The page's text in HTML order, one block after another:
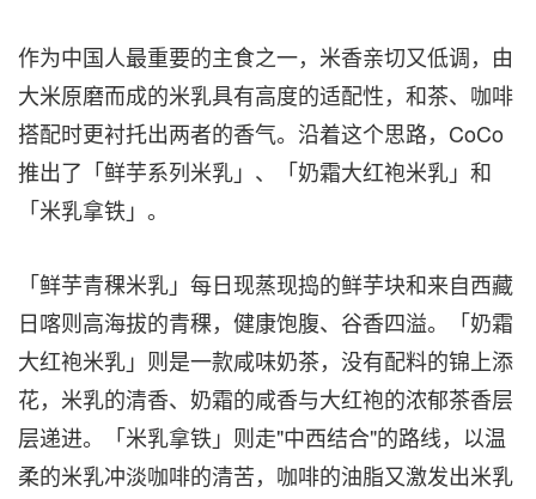
作为中国人最重要的主食之一，米香亲切又低调，由
大米原磨而成的米乳具有高度的适配性，和茶、咖啡
搭配时更衬托出两者的香气。沿着这个思路，CoCo
推出了「鲜芋系列米乳」、「奶霜大红袍米乳」和
「米乳拿铁」。
「鲜芋青稞米乳」每日现蒸现捣的鲜芋块和来自西藏
日喀则高海拔的青稞，健康饱腹、谷香四溢。「奶霜
大红袍米乳」则是一款咸味奶茶，没有配料的锦上添
花，米乳的清香、奶霜的咸香与大红袍的浓郁茶香层
层递进。「米乳拿铁」则走"中西结合"的路线，以温
柔的米乳冲淡咖啡的清苦，咖啡的油脂又激发出米乳